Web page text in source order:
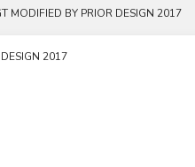
MODIFIED BY PRIOR DESIGN 2017